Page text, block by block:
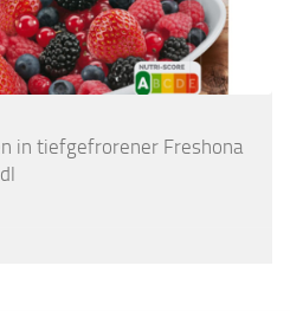
in tiefgefrorener Freshona